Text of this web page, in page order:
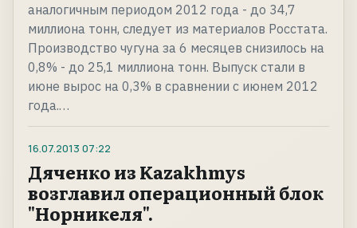
аналогичным периодом 2012 года - до 34,7
миллиона тонн, следует из материалов Росстата.
Производство чугуна за 6 месяцев снизилось на
0,8% - до 25,1 миллиона тонн. Выпуск стали в
июне вырос на 0,3% в сравнении с июнем 2012
года.…
16.07.2013 07:22
Дяченко из Kazakhmys
возглавил операционный блок
"Норникеля".